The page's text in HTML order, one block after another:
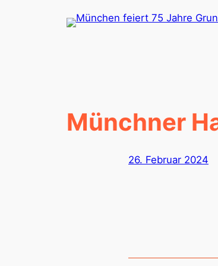
Münchner
26. Februar 2024